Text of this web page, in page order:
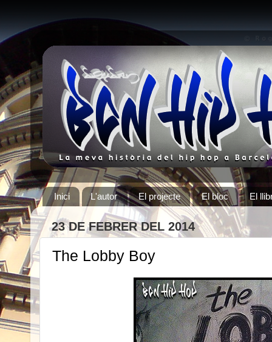
Inici L'autor El projecte El bloc El
23 DE FEBRER DEL 2014
The Lobby Boy